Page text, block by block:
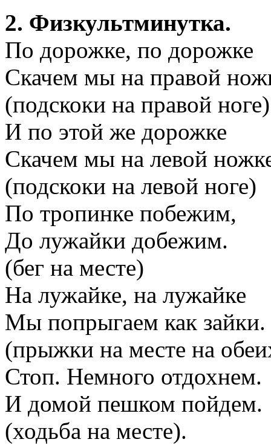
2. Физкультминутка.
По дорожке, по дорожке
Скачем мы на правой
(подскоки на правой ноге)
И по этой же дорожке
Скачем мы на левой
(подскоки на левой ноге)
По тропинке побежим,
До лужайки добежим.
(бег на месте)
На лужайке, на лужайке
Мы попрыгаем как зайки.
(прыжки на месте на
Стоп. Немного отдохнем.
И домой пешком пойдем.
(ходьба на месте).